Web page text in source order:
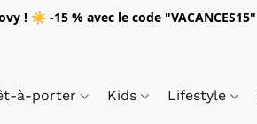
! ☀️ -15 % avec le code "VACANCES15"
à-porter Kids Lifestyle